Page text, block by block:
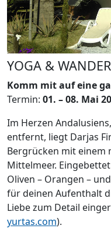
YOGA &
Komm mit auf eine
Termin: 01. – 08. Mai
Im Herzen
entfernt, liegt Darjas
Bergrücken mit einem
Mittelmeer.
Oliven – Orangen –
für deinen Aufenthalt
Liebe zum Detail
yurtas.com).